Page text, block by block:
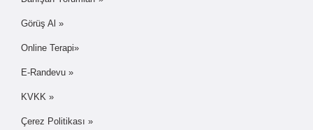
Görüş Al »
Online Terapi»
E-Randevu »
KVKK »
Çerez Politikası »